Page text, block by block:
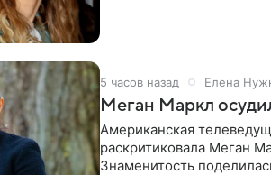
5 часов назад Елена
Меган Маркл
Американская
раскритиковала Меган
Знаменитость